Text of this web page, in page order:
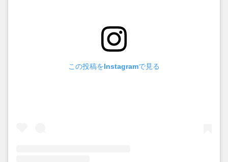
この投稿をInstagramで見る